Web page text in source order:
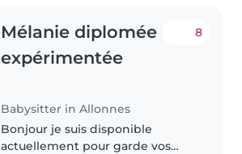
Mélanie diplomée
expérimentée
Babysitter in Allonnes
8
Bonjour je suis disponible
actuellement pour garde vos